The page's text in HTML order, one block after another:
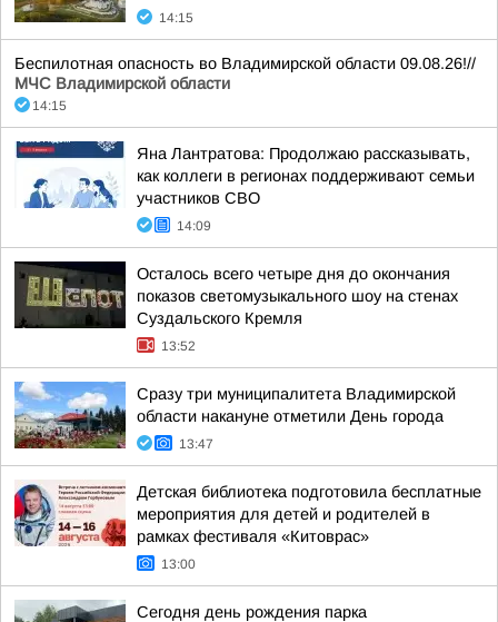
14:15
Беспилотная опасность во Владимирской области 09.08.26!//
МЧС Владимирской области
14:15
Яна Лантратова: Продолжаю рассказывать,
как коллеги в регионах поддерживают семьи
участников СВО
14:09
Осталось всего четыре дня до окончания
показов светомузыкального шоу на стенах
Суздальского Кремля
13:52
Сразу три муниципалитета Владимирской
области накануне отметили День города
13:47
Детская библиотека подготовила бесплатные
мероприятия для детей и родителей в
рамках фестиваля «Китоврас»
13:00
Сегодня день рождения парка